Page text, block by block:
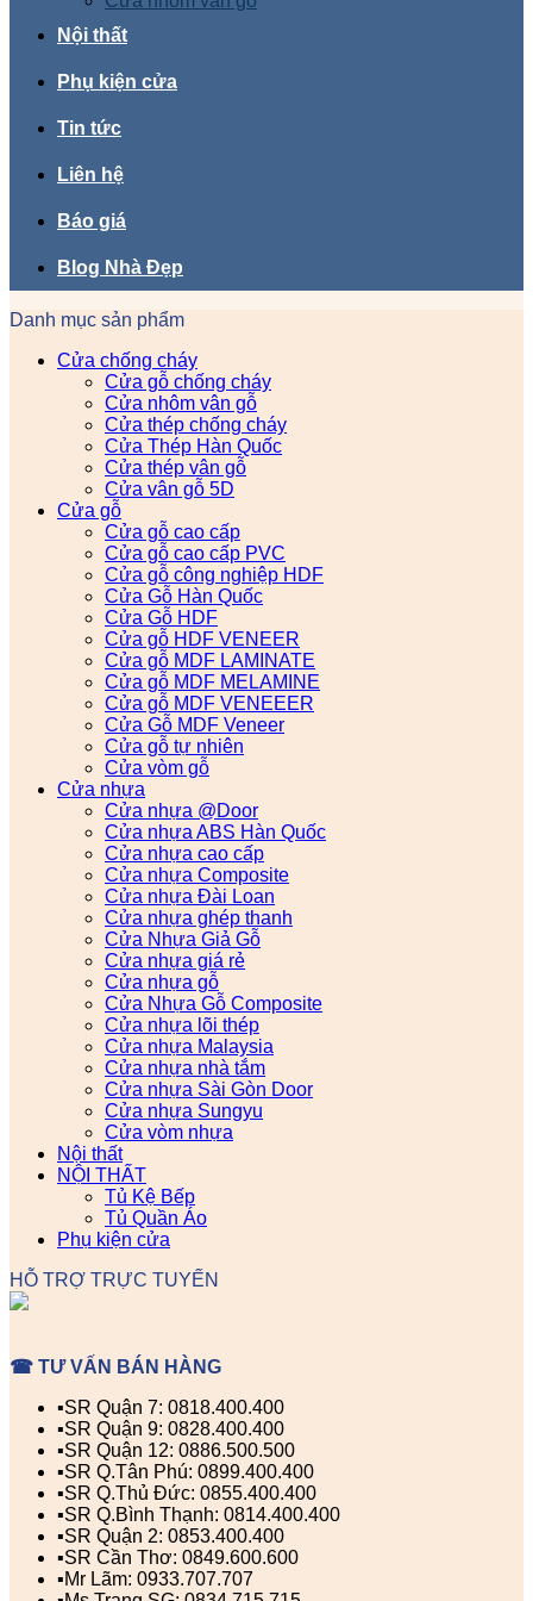
Nội thất
Phụ kiện cửa
Tin tức
Liên hệ
Báo giá
Blog Nhà Đẹp
Danh mục sản phẩm
Cửa chống cháy
Cửa gỗ chống cháy
Cửa nhôm vân gỗ
Cửa thép chống cháy
Cửa Thép Hàn Quốc
Cửa thép vân gỗ
Cửa vân gỗ 5D
Cửa gỗ
Cửa gỗ cao cấp
Cửa gỗ cao cấp PVC
Cửa gỗ công nghiệp HDF
Cửa Gỗ Hàn Quốc
Cửa Gỗ HDF
Cửa gỗ HDF VENEER
Cửa gỗ MDF LAMINATE
Cửa gỗ MDF MELAMINE
Cửa gỗ MDF VENEEER
Cửa Gỗ MDF Veneer
Cửa gỗ tự nhiên
Cửa vòm gỗ
Cửa nhựa
Cửa nhựa @Door
Cửa nhựa ABS Hàn Quốc
Cửa nhựa cao cấp
Cửa nhựa Composite
Cửa nhựa Đài Loan
Cửa nhựa ghép thanh
Cửa Nhựa Giả Gỗ
Cửa nhựa giá rẻ
Cửa nhựa gỗ
Cửa Nhựa Gỗ Composite
Cửa nhựa lõi thép
Cửa nhựa Malaysia
Cửa nhựa nhà tắm
Cửa nhựa Sài Gòn Door
Cửa nhựa Sungyu
Cửa vòm nhựa
Nội thất
NỘI THẤT
Tủ Kệ Bếp
Tủ Quần Áo
Phụ kiện cửa
HỖ TRỢ TRỰC TUYẾN
☎ TƯ VẤN BÁN HÀNG
▪️SR Quận 7: 0818.400.400
▪️SR Quận 9: 0828.400.400
▪️SR Quận 12: 0886.500.500
▪️SR Q.Tân Phú: 0899.400.400
▪️SR Q.Thủ Đức: 0855.400.400
▪️SR Q.Bình Thạnh: 0814.400.400
▪️SR Quận 2: 0853.400.400
▪️SR Cần Thơ: 0849.600.600
▪️Mr Lãm: 0933.707.707